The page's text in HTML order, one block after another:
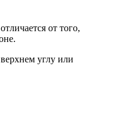
от того,
углу или